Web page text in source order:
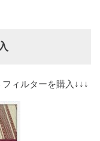
ィルターを購入↓↓↓